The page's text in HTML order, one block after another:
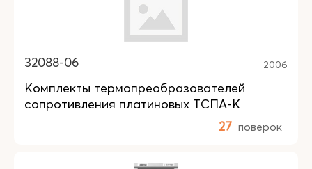
32088-06 2006
Комплекты термопреобразователей
сопротивления платиновых ТСПА-К
27 поверок